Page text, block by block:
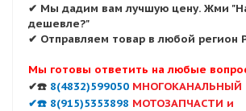
✔ Мы дадим вам лучшую цену. Жми
дешевле?"
✔ Отправляем товар в любой регион
Мы готовы ответить на любые
✔☎️ 8(4832)599050 МНОГОКАНАЛЬНЫЙ
✔☎️ 8(915)5353898 МОТОЗАПЧАСТИ и